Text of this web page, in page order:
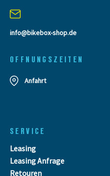
info@bikebox-shop.de
OFFNUNGSZEITEN
Anfahrt
SERVICE
Leasing
Leasing Anfrage
Retouren